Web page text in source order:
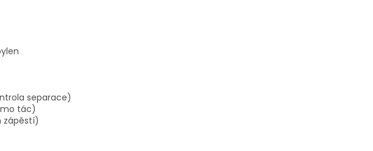
separace)
tác)
zápěstí)